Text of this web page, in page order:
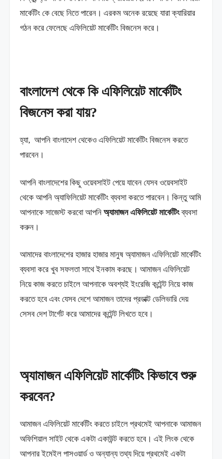
মার্কেটিং কে বেছে নিতে পারেন। এরকম অনেক রয়েছে যারা ক্যারিয়ার
গঠন করে ফেলেছে এফিলিয়েট মার্কেটিং বিজনেস করে।
বাংলাদেশ থেকে কি এফিলিয়েট মার্কেটিং
বিজনেস করা যায়?
হ্যা, আপনি বাংলাদেশ থেকেও এফিলিয়েট মার্কেটিং বিজনেস করতে
পারবেন।
আপনি বাংলাদেশের কিছু ওয়েবসাইট পেয়ে যাবেন যেসব ওয়েবসাইট
থেকে আপনি অ্যাফিলিয়েট মার্কেটিং ব্যবসা করতে পারবেন। কিন্তু আমি
আপনাকে সাজেস্ট করবো আপনি অ্যামাজন এফিলিয়েট মার্কেটিংব্যবসা
করুন।
আমাদের বাংলাদেশের হাজার হাজার মানুষ অ্যামাজন এফিলিয়েট মার্কেটিং
ব্যবসা করে খুব সফলতা সাথে ইনকাম করছে। আমাজন এফিলিয়েট
নিয়ে কাজ করতে চাইলে আপনাকে অবশ্যই ইংরেজি কন্টেন্ট নিয়ে কাজ
করতে হবে এবং যেসব দেশে আমাজন তাদের প্রডাক্ট ডেলিভারি দেয়
সেসব দেশ টার্গেট করে আমাদের কন্টেন্ট লিখতে হবে।
অ্যামাজন এফিলিয়েট মার্কেটিং কিভাবে শুরু
করবেন?
আমাজন এফিলিয়েট মার্কেটিং করতে চাইলে প্রথমেই আপনাকে আমাজন
অফিশিয়াল সাইট থেকে একটা একাউন্ট করতে হবে। এই লিংক থেকে
আপনার ইমেইল পাসওয়ার্ড ও অন্যান্য তথ্য দিয়ে প্রথমেই একটা